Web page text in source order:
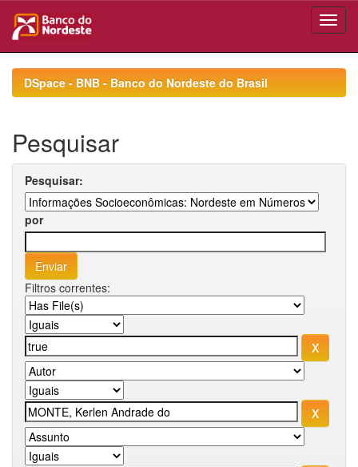
navigationDSpace - BNB - Banco do Nordeste do Brasil
Pesquisar
Pesquisar:
por
Filtros correntes: